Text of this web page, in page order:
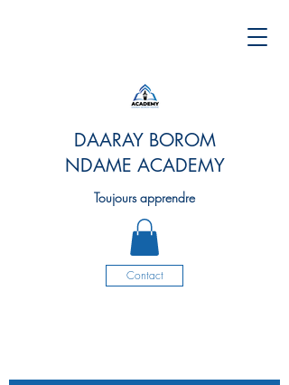
DAARAY BOROM
NDAME ACADEMY
Toujours apprendre
Contact